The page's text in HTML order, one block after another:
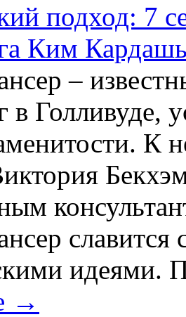
подход: 7
Ким
–
в Голливуде,
К
идеями.
→